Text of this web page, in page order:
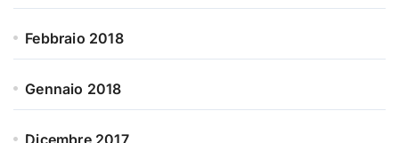
Febbraio 2018
Gennaio 2018